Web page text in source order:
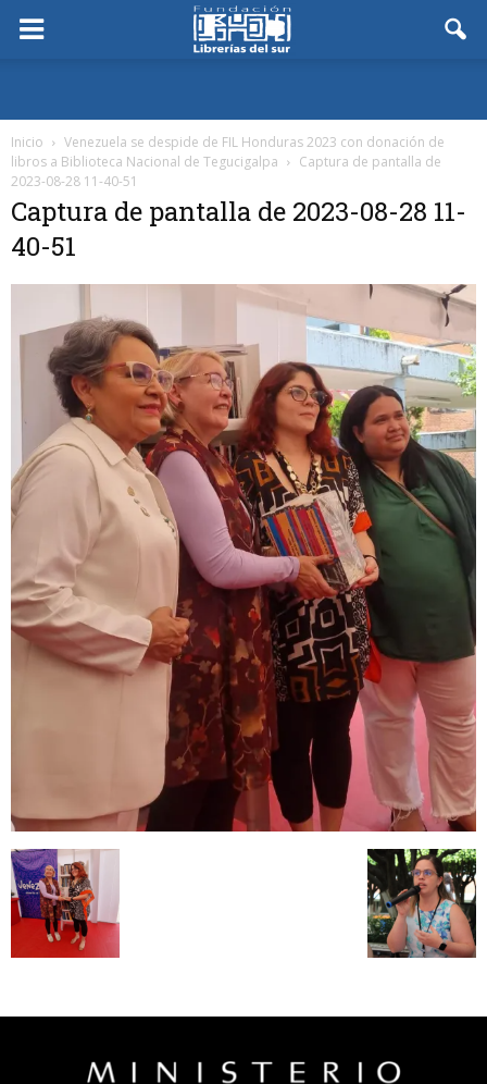
Inicio
Venezuela se despide de FIL Honduras 2023 con donación de
libros a Biblioteca Nacional de Tegucigalpa
Captura de pantalla de
2023-08-28 11-40-51
Captura de pantalla de 2023-08-28 11-
40-51